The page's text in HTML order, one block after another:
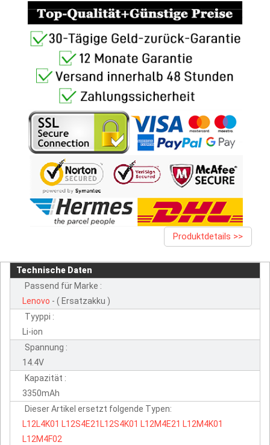
Produktdetails >>
Technische Daten
Passend für Marke :
Lenovo - ( Ersatzakku )
Tyyppi :
Li-ion
Spannung :
14.4V
Kapazität :
3350mAh
Dieser Artikel ersetzt folgende Typen:
L12L4K01 L12S4E21L12S4K01 L12M4E21 L12M4K01
L12M4F02